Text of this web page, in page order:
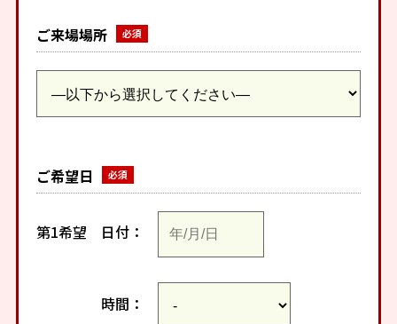
ご来場場所
ご希望日
第1希望 日付：
時間：